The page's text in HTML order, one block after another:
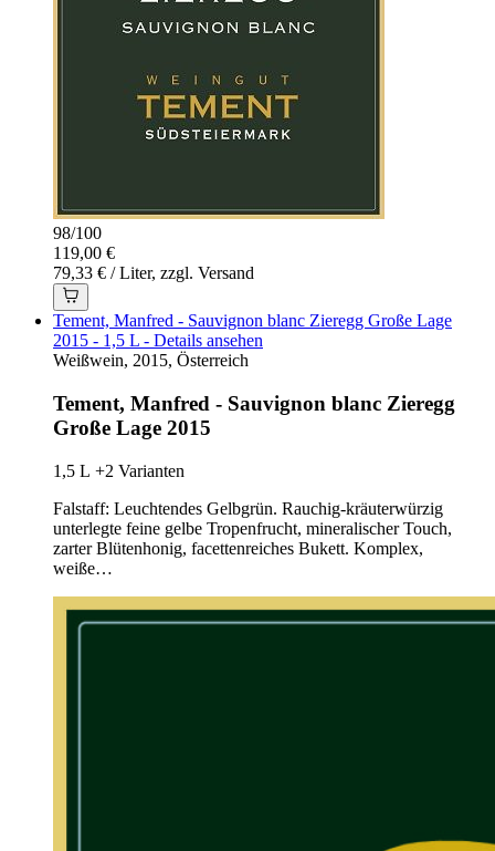
98/100
119,00 €
79,33 € / Liter, zzgl. Versand
Tement, Manfred - Sauvignon blanc Zieregg Große Lage
2015 - 1,5 L - Details ansehen
Weißwein, 2015, Österreich
Tement, Manfred - Sauvignon blanc Zieregg
Große Lage 2015
1,5 L +2 Varianten
Falstaff: Leuchtendes Gelbgrün. Rauchig-kräuterwürzig
unterlegte feine gelbe Tropenfrucht, mineralischer Touch,
zarter Blütenhonig, facettenreiches Bukett. Komplex,
weiße…